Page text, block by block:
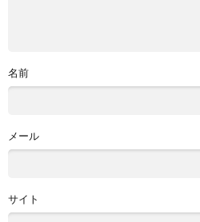
名前
メール
サイト